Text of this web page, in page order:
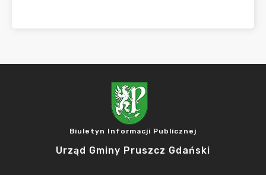
Biuletyn Informacji Publicznej
Urząd Gminy Pruszcz Gdański